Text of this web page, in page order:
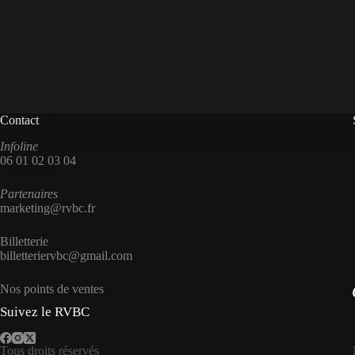
Contact
Infoline
06 01 02 03 04
Partenaires
marketing@rvbc.fr
Billetterie
billetteriervbc@gmail.com
Nos points de ventes
Suivez le RVBC
Tous droits réservés